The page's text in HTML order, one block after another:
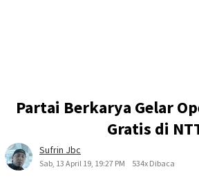
Partai Berkarya Gelar
Gratis di
Sufrin Jbc
Sab, 13 April 19, 19:27 PM 534x Dibaca